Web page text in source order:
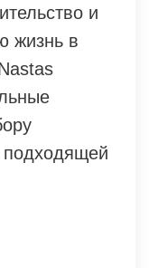
и
жизнь в